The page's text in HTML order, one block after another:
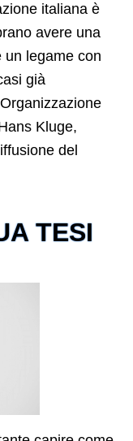
italiana è
avere una
un legame con
già
Kluge,
del
TESI